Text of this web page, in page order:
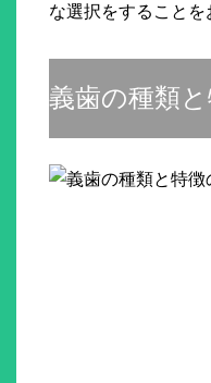
な選択をすることを
義歯の種類